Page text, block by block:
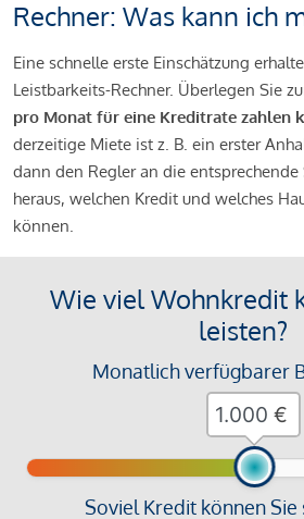
Rechner: Was kann ich
Eine schnelle erste Einschätzung
Leistbarkeits-Rechner. Überlegen Sie
pro Monat für eine Kreditrate zahlen
derzeitige Miete ist z. B. ein erster
dann den Regler an die
heraus, welchen Kredit und welches
können.
Wie viel Wohnkredit
leisten?
Monatlich verfügbarer
Soviel Kredit können Sie
€